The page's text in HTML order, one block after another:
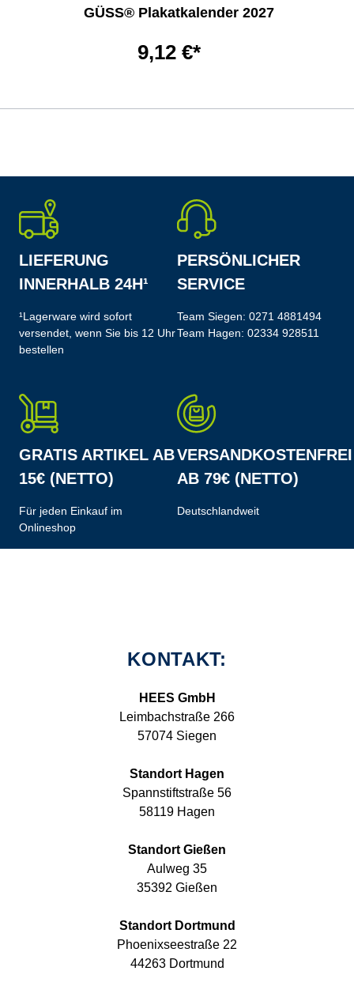
GÜSS® Plakatkalender 2027
9,12 €*
LIEFERUNG
INNERHALB 24H¹
¹Lagerware wird sofort
versendet, wenn Sie bis 12 Uhr
bestellen
PERSÖNLICHER
SERVICE
Team Siegen: 0271 4881494
Team Hagen: 02334 928511
GRATIS ARTIKEL AB
15€ (NETTO)
Für jeden Einkauf im
Onlineshop
VERSANDKOSTENFREI
AB 79€ (NETTO)
Deutschlandweit
KONTAKT:
HEES GmbH
Leimbachstraße 266
57074 Siegen
Standort Hagen
Spannstiftstraße 56
58119 Hagen
Standort Gießen
Aulweg 35
35392 Gießen
Standort Dortmund
Phoenixseestraße 22
44263 Dortmund